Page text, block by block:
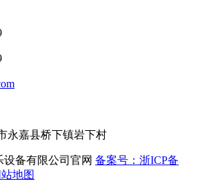
永嘉县桥下镇岩下村
备有限公司官网 备案号：浙ICP备
站地图